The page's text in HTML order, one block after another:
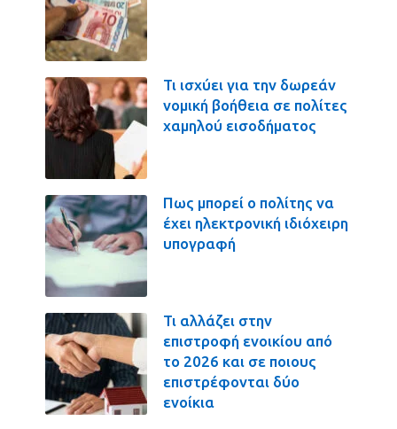
Τι ισχύει για την δωρεάν
νομική βοήθεια σε πολίτες
χαμηλού εισοδήματος
Πως μπορεί ο πολίτης να
έχει ηλεκτρονική ιδιόχειρη
υπογραφή
Τι αλλάζει στην
επιστροφή ενοικίου από
το 2026 και σε ποιους
επιστρέφονται δύο
ενοίκια